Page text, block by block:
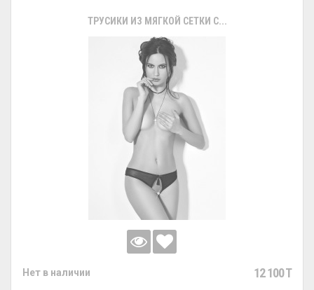
ТРУСИКИ ИЗ МЯГКОЙ СЕТКИ С...
Нет в наличии 12 100 T